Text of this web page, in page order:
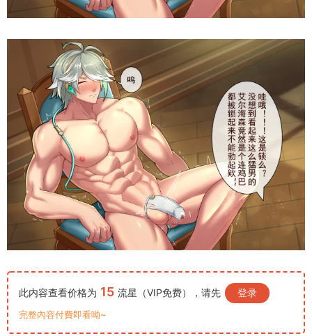
此内容查看价格为 15 流星（VIP免费），请先 登录
完整內容付費即看呦~